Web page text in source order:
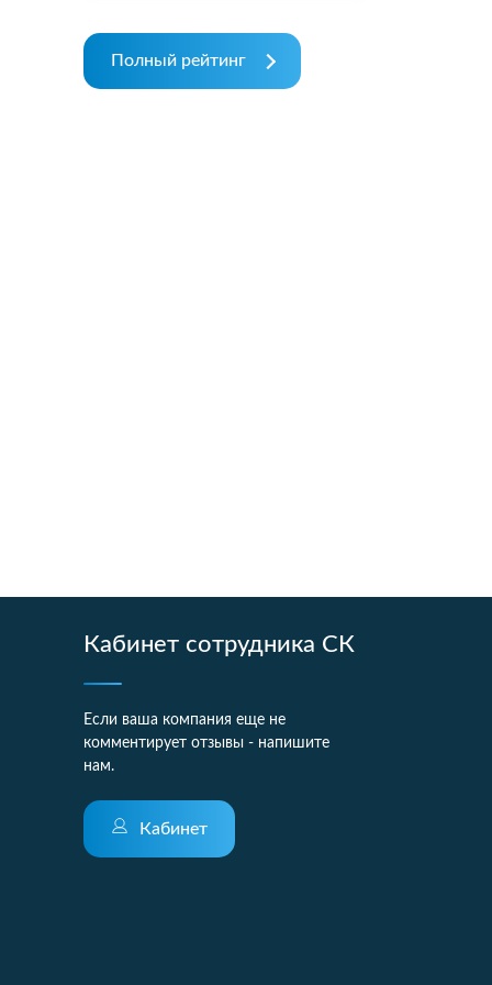
Полный рейтинг
Кабинет сотрудника СК
Если ваша компания еще не
комментирует отзывы - напишите
нам.
Кабинет